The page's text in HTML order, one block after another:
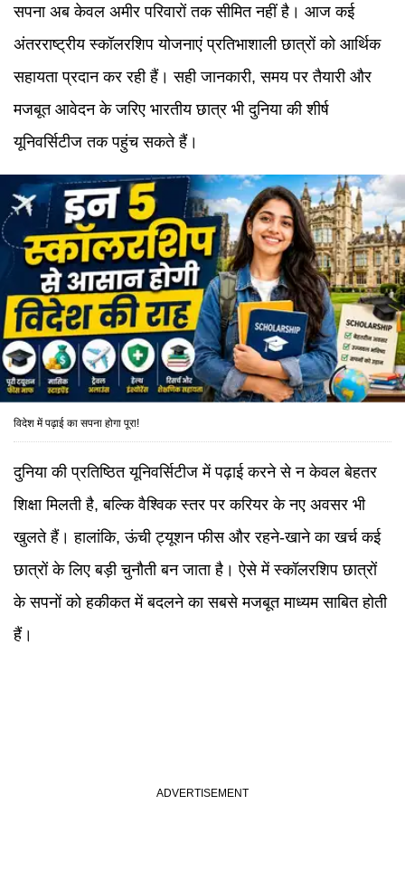
सपना अब केवल अमीर परिवारों तक सीमित नहीं है। आज कई
अंतरराष्ट्रीय स्कॉलरशिप योजनाएं प्रतिभाशाली छात्रों को आर्थिक
सहायता प्रदान कर रही हैं। सही जानकारी, समय पर तैयारी और
मजबूत आवेदन के जरिए भारतीय छात्र भी दुनिया की शीर्ष
यूनिवर्सिटीज तक पहुंच सकते हैं।
विदेश में पढ़ाई का सपना होगा पूरा!
दुनिया की प्रतिष्ठित यूनिवर्सिटीज में पढ़ाई करने से न केवल बेहतर
शिक्षा मिलती है, बल्कि वैश्विक स्तर पर करियर के नए अवसर भी
खुलते हैं। हालांकि, ऊंची ट्यूशन फीस और रहने-खाने का खर्च कई
छात्रों के लिए बड़ी चुनौती बन जाता है। ऐसे में स्कॉलरशिप छात्रों
के सपनों को हकीकत में बदलने का सबसे मजबूत माध्यम साबित होती
हैं।